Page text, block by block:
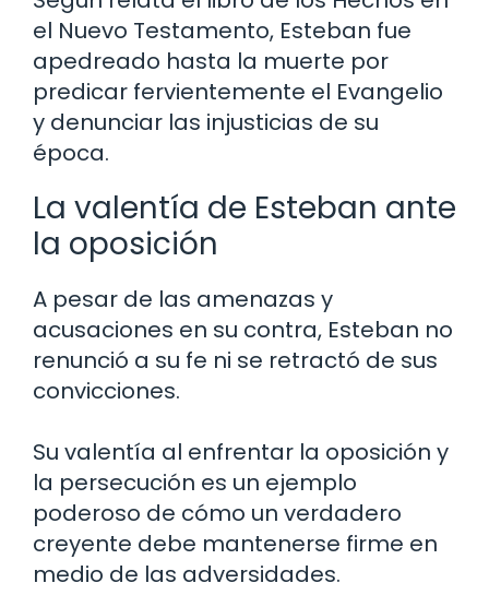
el Nuevo Testamento, Esteban fue
apedreado hasta la muerte por
predicar fervientemente el Evangelio
y denunciar las injusticias de su
época.
La valentía de Esteban ante
la oposición
A pesar de las amenazas y
acusaciones en su contra, Esteban no
renunció a su fe ni se retractó de sus
convicciones.
Su valentía al enfrentar la oposición y
la persecución es un ejemplo
poderoso de cómo un verdadero
creyente debe mantenerse firme en
medio de las adversidades.